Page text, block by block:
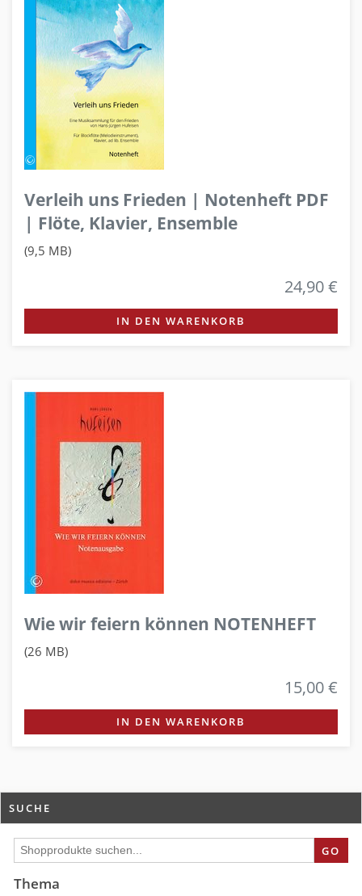
Verleih uns Frieden | Notenheft PDF
| Flöte, Klavier, Ensemble
(9,5 MB)
24,90 €
IN DEN WARENKORB
Wie wir feiern können NOTENHEFT
(26 MB)
15,00 €
IN DEN WARENKORB
SUCHE
GO
Thema